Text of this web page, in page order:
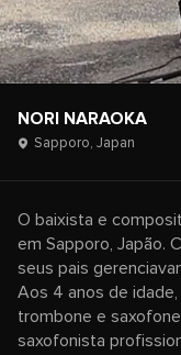
NORI NARAOKA
Sapporo, Japan
O baixista e
em Sapporo, Japão.
seus pais
Aos 4 anos de
trombone e
saxofonista